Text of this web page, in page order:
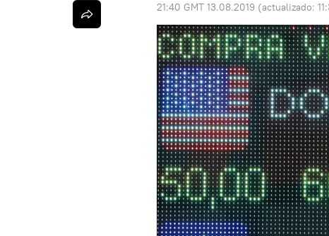
21:40 GMT 13.08.2019 (actualizado: